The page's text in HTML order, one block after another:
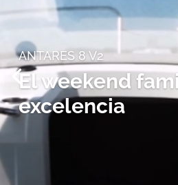
ANTARES 8 V2
El weekend
excelencia